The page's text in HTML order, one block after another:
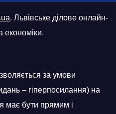
. Львівське ділове онлайн-
економіки.
за умови
– гіперпосилання) на
має бути прямим і